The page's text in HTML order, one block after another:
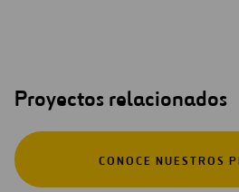
Proyectos relacionados
CONOCE NUESTROS